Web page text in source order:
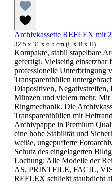
Archivkassette REFLEX mit
32.5 x 31 x 6.5 cm (L x B x H)
Kompakte, stabil stapelbare
gefertigt. Vielseitig einsetzbar
professionelle Unterbringung
Transparenthüllen
Diapositiven, Negativstreifen,
Münzen und vielem mehr. Mit
Ringmechanik. Die
Transparenthüllen mit
Archivpappe in Premium
eine hohe Stabilität und
weiße, ungepufferte
Schutz des eingelagerten
Lochung: Alle Modelle der
AS, PRINTFILE, FACIL,
REFLEX schließt staubdicht